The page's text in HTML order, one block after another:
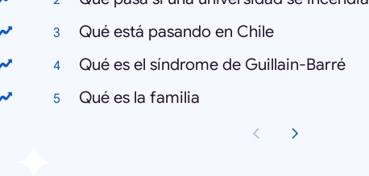
Qué está pasando en Chile
Qué es el síndrome de Guillain-Barré
Qué es la familia